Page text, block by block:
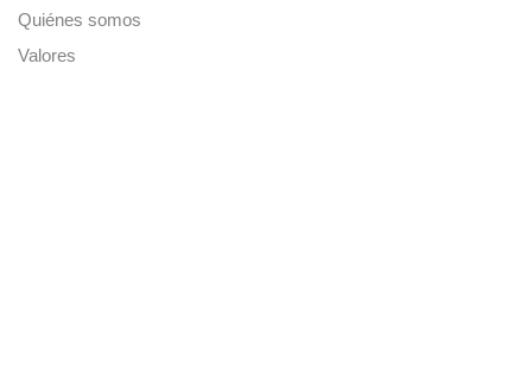
Quiénes somos
Valores